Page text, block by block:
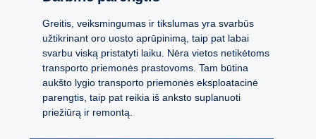
Greitis, veiksmingumas ir tikslumas yra svarbūs
užtikrinant oro uosto aprūpinimą, taip pat labai
svarbu viską pristatyti laiku. Nėra vietos netikėtoms
transporto priemonės prastovoms. Tam būtina
aukšto lygio transporto priemonės eksploatacinė
parengtis, taip pat reikia iš anksto suplanuoti
priežiūrą ir remontą.